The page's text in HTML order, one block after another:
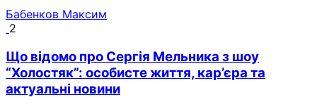
Бабенков Максим
2
Що відомо про Сергія Мельника з шоу
“Холостяк”: особисте життя, кар’єра та
актуальні новини